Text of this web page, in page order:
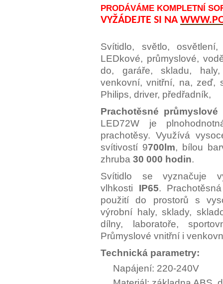
PRODÁVÁME KOMPLETNÍ
VYŽÁDEJTE SI NA
Svítidlo, světlo,
LEDkové, průmyslové,
do, garáře, skladu,
venkovní, vnitřní, na, zeď,
Philips, driver, předřadník,
Prachotěsné
LED72W je
prachotěsy. Využívá
svítivostí 9700lm, bílou
zhruba 30 000 hodin.
Svítidlo se vyznačuje
vlhkosti IP65.
použití do prostorů s
výrobní haly, sklady,
dílny, laboratoře,
Průmyslové vnitřní i
Technická parametry:
Napájení: 220-240V